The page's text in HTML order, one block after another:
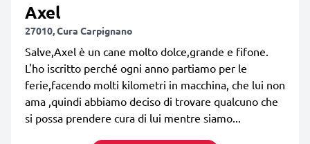
Axel
27010, Cura Carpignano
Salve,Axel è un cane molto dolce,grande e fifone.
L'ho iscritto perché ogni anno partiamo per le
ferie,facendo molti kilometri in macchina, che lui non
ama ,quindi abbiamo deciso di trovare qualcuno che
si possa prendere cura di lui mentre siamo...